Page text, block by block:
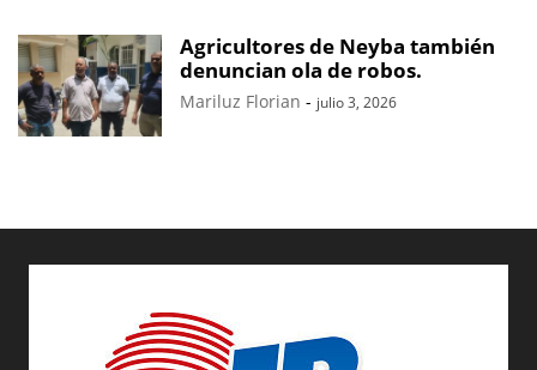
Agricultores de Neyba también
denuncian ola de robos.
Mariluz Florian - julio 3, 2026